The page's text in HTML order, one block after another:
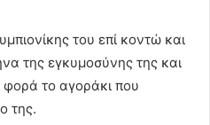
του επί κοντώ και
της εγκυμοσύνης της και
φορά το αγοράκι που
της.